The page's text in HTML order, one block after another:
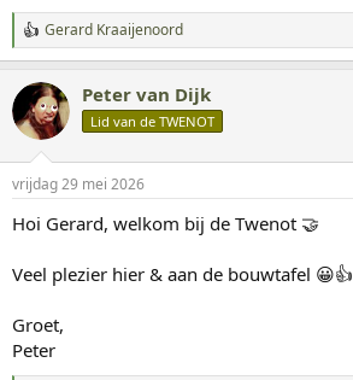
W
a
r
d
e
n
e
:
Gerard Kraaijenoord
Peter van Dijk
Lid van de TWENOT
vrijdag 29 mei 2026
Hoi Gerard, welkom bij de Twenot 🤝
Veel plezier hier & aan de bouwtafel 😀👍
Groet,
Peter